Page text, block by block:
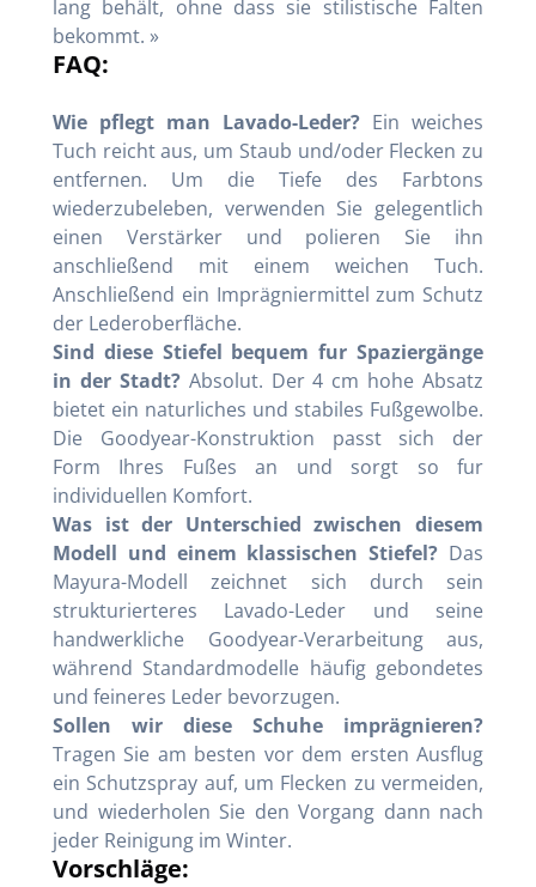
lang behält, ohne dass sie stilistische Falten
bekommt. »
FAQ:
Wie pflegt man Lavado-Leder? Ein weiches
Tuch reicht aus, um Staub und/oder Flecken zu
entfernen. Um die Tiefe des Farbtons
wiederzubeleben, verwenden Sie gelegentlich
einen Verstärker und polieren Sie ihn
anschließend mit einem weichen Tuch.
Anschließend ein Imprägniermittel zum Schutz
der Lederoberfläche.
Sind diese Stiefel bequem fur Spaziergänge
in der Stadt?Absolut. Der 4 cm hohe Absatz
bietet ein naturliches und stabiles Fußgewolbe.
Die Goodyear-Konstruktion passt sich der
Form Ihres Fußes an und sorgt so fur
individuellen Komfort.
Was ist der Unterschied zwischen diesem
Modell und einem klassischen Stiefel? Das
Mayura-Modell zeichnet sich durch sein
strukturierteres Lavado-Leder und seine
handwerkliche Goodyear-Verarbeitung aus,
während Standardmodelle häufig gebondetes
und feineres Leder bevorzugen.
Sollen wir diese Schuhe imprägnieren?
Tragen Sie am besten vor dem ersten Ausflug
ein Schutzspray auf, um Flecken zu vermeiden,
und wiederholen Sie den Vorgang dann nach
jeder Reinigung im Winter.
Vorschläge: